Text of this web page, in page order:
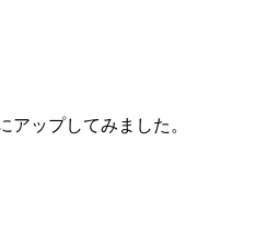
アップしてみました。